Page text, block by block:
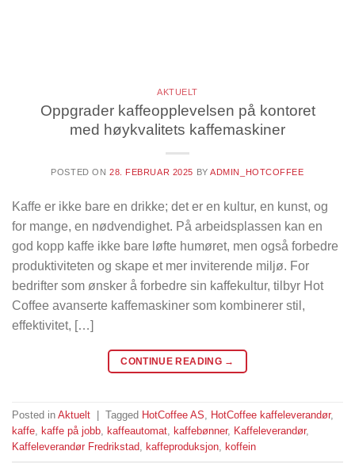
AKTUELT
Oppgrader kaffeopplevelsen på kontoret
med høykvalitets kaffemaskiner
POSTED ON 28. FEBRUAR 2025 BYADMIN_HOTCOFFEE
Kaffe er ikke bare en drikke; det er en kultur, en kunst, og
for mange, en nødvendighet. På arbeidsplassen kan en
god kopp kaffe ikke bare løfte humøret, men også forbedre
produktiviteten og skape et mer inviterende miljø. For
bedrifter som ønsker å forbedre sin kaffekultur, tilbyr Hot
Coffee avanserte kaffemaskiner som kombinerer stil,
effektivitet, […]
CONTINUE READING →
Posted in Aktuelt Tagged HotCoffee AS, HotCoffee kaffeleverandør,
kaffe, kaffe på jobb, kaffeautomat, kaffebønner, Kaffeleverandør,
Kaffeleverandør Fredrikstad, kaffeproduksjon, koffein